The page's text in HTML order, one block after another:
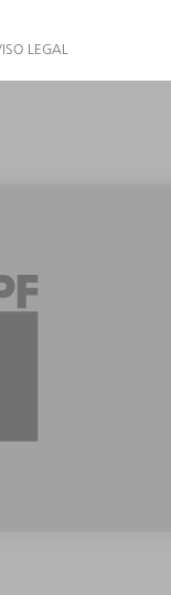
solo debe poder
de materiales hasta